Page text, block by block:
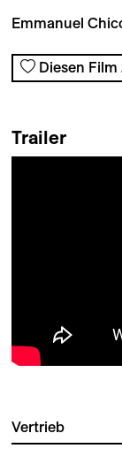
Emmanuel
Diesen
Trailer
Vertrieb